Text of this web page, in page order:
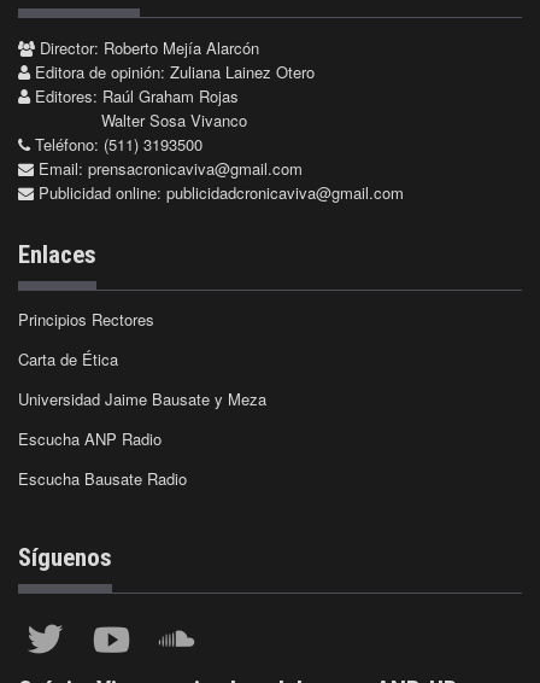
Director: Roberto Mejía Alarcón
Editora de opinión: Zuliana Lainez Otero
Editores: Raúl Graham Rojas
Walter Sosa Vivanco
Teléfono: (511) 3193500
Email: prensacronicaviva@gmail.com
Publicidad online: publicidadcronicaviva@gmail.com
Enlaces
Principios Rectores
Carta de Ética
Universidad Jaime Bausate y Meza
Escucha ANP Radio
Escucha Bausate Radio
Síguenos